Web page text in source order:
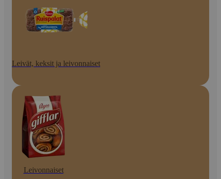
Leivät, keksit ja leivonnaiset
Leivonnaiset